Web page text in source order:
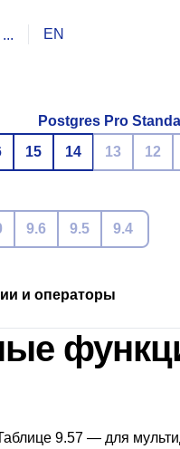
... EN
Postgres Pro
15 14 13 12
9.6 9.5 9.4
и операторы
9.57 — для